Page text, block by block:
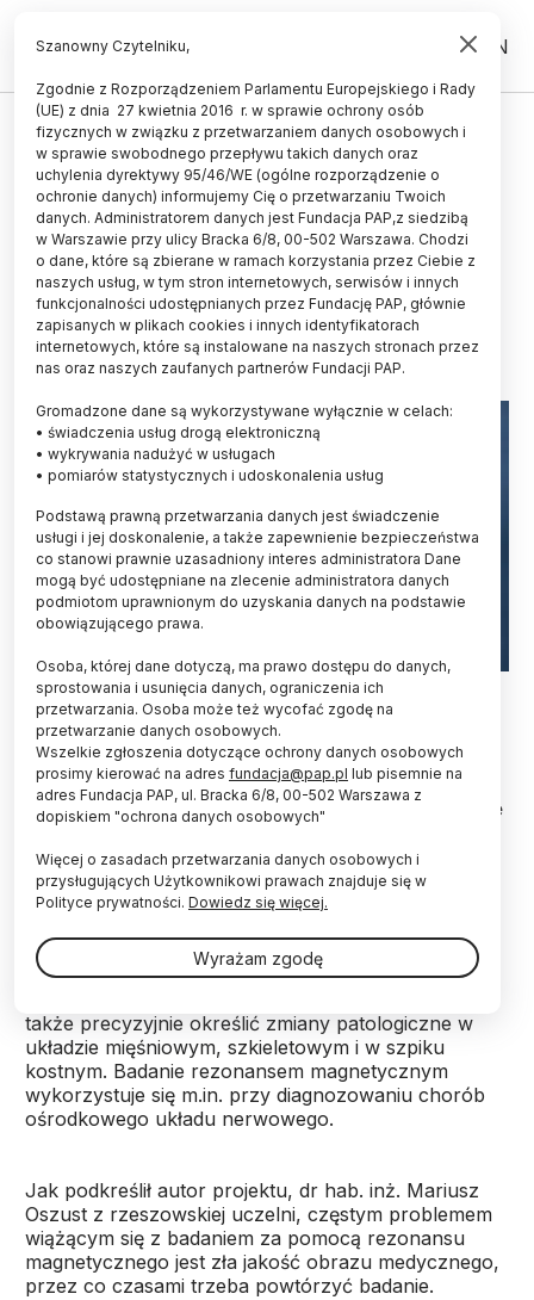
PL EN
ZDROWIE
Rzeszów/ Naukowcy opracowali
program do mierzenia jakości
obrazów rezonansu
magnetycznego
23.03.2022
aktualizacja: 23.03.2022
2 minuty czytania
Fot. Adobe Stock
Zespół naukowców z Politechniki Rzeszowskiej
stworzył program komputerowy, który
automatycznie mierzy jakość rejestrowanych
obrazów rezonansu magnetycznego. To wsparcie
dla techników radiologów, które umożliwi
skrócenie czasu badania poprzez m.in. wykrycie
obrazów o nieodpowiedniej jakości.
Rezonans magnetyczny jest nieinwazyjnym
badaniem, dzięki któremu można określić, w jakim
także precyzyjnie określić zmiany patologiczne w
układzie mięśniowym, szkieletowym i w szpiku
kostnym. Badanie rezonansem magnetycznym
wykorzystuje się m.in. przy diagnozowaniu chorób
ośrodkowego układu nerwowego.
Jak podkreślił autor projektu, dr hab. inż. Mariusz
Oszust z rzeszowskiej uczelni, częstym problemem
wiążącym się z badaniem za pomocą rezonansu
magnetycznego jest zła jakość obrazu medycznego,
przez co czasami trzeba powtórzyć badanie.
Szanowny Czytelniku,
Zgodnie z Rozporządzeniem Parlamentu Europejskiego i Rady
(UE) z dnia 27 kwietnia 2016 r. w sprawie ochrony osób
fizycznych w związku z przetwarzaniem danych osobowych i
w sprawie swobodnego przepływu takich danych oraz
uchylenia dyrektywy 95/46/WE (ogólne rozporządzenie o
ochronie danych) informujemy Cię o przetwarzaniu Twoich
danych. Administratorem danych jest Fundacja PAP,z siedzibą
w Warszawie przy ulicy Bracka 6/8, 00-502 Warszawa. Chodzi
o dane, które są zbierane w ramach korzystania przez Ciebie z
naszych usług, w tym stron internetowych, serwisów i innych
funkcjonalności udostępnianych przez Fundację PAP, głównie
zapisanych w plikach cookies i innych identyfikatorach
internetowych, które są instalowane na naszych stronach przez
nas oraz naszych zaufanych partnerów Fundacji PAP.
Gromadzone dane są wykorzystywane wyłącznie w celach:
• świadczenia usług drogą elektroniczną
• wykrywania nadużyć w usługach
• pomiarów statystycznych i udoskonalenia usług
Podstawą prawną przetwarzania danych jest świadczenie
usługi i jej doskonalenie, a także zapewnienie bezpieczeństwa
co stanowi prawnie uzasadniony interes administratora Dane
mogą być udostępniane na zlecenie administratora danych
podmiotom uprawnionym do uzyskania danych na podstawie
obowiązującego prawa.
Osoba, której dane dotyczą, ma prawo dostępu do danych,
sprostowania i usunięcia danych, ograniczenia ich
przetwarzania. Osoba może też wycofać zgodę na
przetwarzanie danych osobowych.
Wszelkie zgłoszenia dotyczące ochrony danych osobowych
prosimy kierować na adres fundacja@pap.pl lub pisemnie na
adres Fundacja PAP, ul. Bracka 6/8, 00-502 Warszawa z
dopiskiem "ochrona danych osobowych"
Więcej o zasadach przetwarzania danych osobowych i
przysługujących Użytkownikowi prawach znajduje się w
Polityce prywatności. Dowiedz się więcej.
Wyrażam zgodę